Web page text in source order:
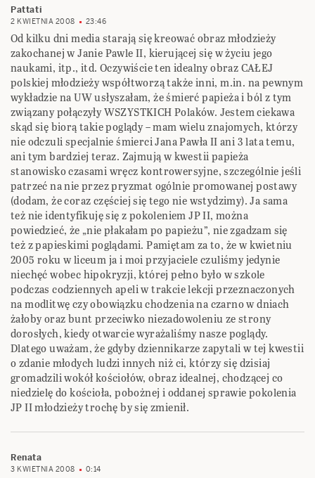
Pattati
2 KWIETNIA 2008 23:46
Od kilku dni media starają się kreować obraz młodzieży
zakochanej w Janie Pawle II, kierującej się w życiu jego
naukami, itp., itd. Oczywiście ten idealny obraz CAŁEJ
polskiej młodzieży współtworzą także inni, m.in. na pewnym
wykładzie na UW usłyszałam, że śmierć papieża i ból z tym
związany połączyły WSZYSTKICH Polaków. Jestem ciekawa
skąd się biorą takie poglądy – mam wielu znajomych, którzy
nie odczuli specjalnie śmierci Jana Pawła II ani 3 lata temu,
ani tym bardziej teraz. Zajmują w kwestii papieża
stanowisko czasami wręcz kontrowersyjne, szczególnie jeśli
patrzeć na nie przez pryzmat ogólnie promowanej postawy
(dodam, że coraz częściej się tego nie wstydzimy). Ja sama
też nie identyfikuję się z pokoleniem JP II, można
powiedzieć, że „nie płakałam po papieżu”, nie zgadzam się
też z papieskimi poglądami. Pamiętam za to, że w kwietniu
2005 roku w liceum ja i moi przyjaciele czuliśmy jedynie
niechęć wobec hipokryzji, której pełno było w szkole
podczas codziennych apeli w trakcie lekcji przeznaczonych
na modlitwę czy obowiązku chodzenia na czarno w dniach
żałoby oraz bunt przeciwko niezadowoleniu ze strony
dorosłych, kiedy otwarcie wyrażaliśmy nasze poglądy.
Dlatego uważam, że gdyby dziennikarze zapytali w tej kwestii
o zdanie młodych ludzi innych niż ci, którzy się dzisiaj
gromadzili wokół kościołów, obraz idealnej, chodzącej co
niedzielę do kościoła, pobożnej i oddanej sprawie pokolenia
JP II młodzieży trochę by się zmienił.
Renata
3 KWIETNIA 2008 0:14